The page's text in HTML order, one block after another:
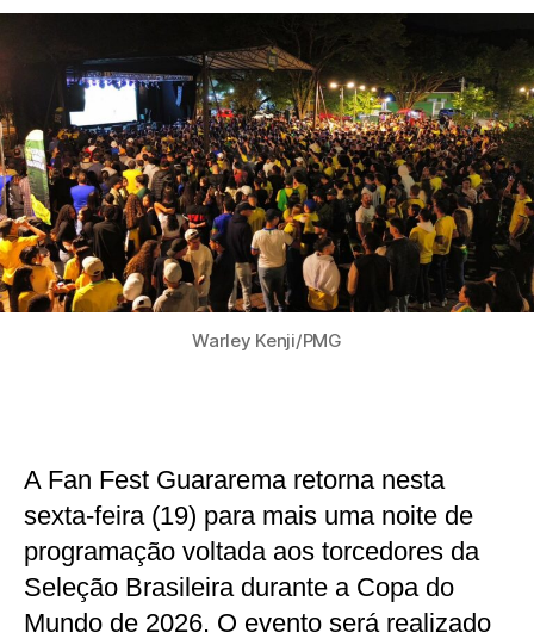
Warley Kenji/PMG
A Fan Fest Guararema retorna nesta
sexta-feira (19) para mais uma noite de
programação voltada aos torcedores da
Seleção Brasileira durante a Copa do
Mundo de 2026. O evento será realizado